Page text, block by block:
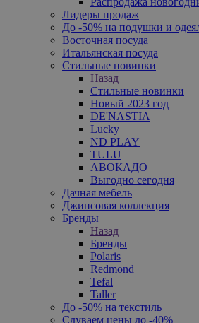
Лидеры продаж
До -50% на подушки и
Восточная посуда
Итальянская посуда
Стильные новинки
Назад
Стильные новинки
Новый 2023 год
DE'NASTIA
Lucky
ND PLAY
TULU
АВОКАДО
Выгодно сегодня
Дачная мебель
Джинсовая коллекция
Бренды
Назад
Бренды
Polaris
Redmond
Tefal
Taller
До -50% на текстиль
Сдуваем цены до -40%